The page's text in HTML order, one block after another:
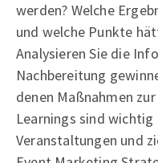
werden? Welche
und welche Punkte
Analysieren Sie die
Nachbereitung
denen Maßnahmen
Learnings sind
Veranstaltungen und